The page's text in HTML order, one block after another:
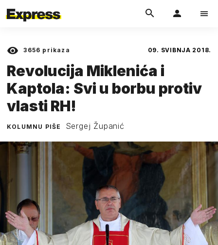
3656 prikaza 09. SVIBNJA 2018.
Revolucija Miklenića i
Kaptola: Svi u borbu protiv
vlasti RH!
KOLUMNU PIŠE Sergej Županić